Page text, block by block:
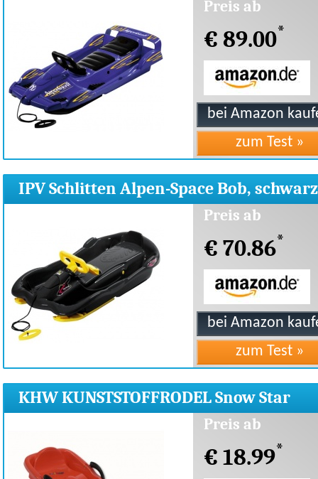
Preis ab
€ 89.00*
IPV Schlitten Alpen-Space Bob,
Preis ab
€ 70.86*
KHW KUNSTSTOFFRODEL Snow Star
Preis ab
€ 18.99*